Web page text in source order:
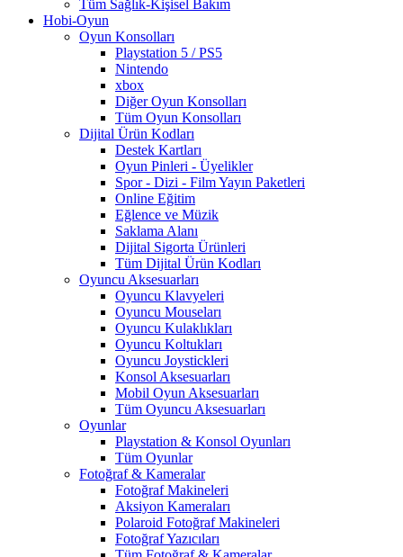
Tüm Sağlık-Kişisel Bakım
Hobi-Oyun
Oyun Konsolları
Playstation 5 / PS5
Nintendo
xbox
Diğer Oyun Konsolları
Tüm Oyun Konsolları
Dijital Ürün Kodları
Destek Kartları
Oyun Pinleri - Üyelikler
Spor - Dizi - Film Yayın Paketleri
Online Eğitim
Eğlence ve Müzik
Saklama Alanı
Dijital Sigorta Ürünleri
Tüm Dijital Ürün Kodları
Oyuncu Aksesuarları
Oyuncu Klavyeleri
Oyuncu Mouseları
Oyuncu Kulaklıkları
Oyuncu Koltukları
Oyuncu Joystickleri
Konsol Aksesuarları
Mobil Oyun Aksesuarları
Tüm Oyuncu Aksesuarları
Oyunlar
Playstation & Konsol Oyunları
Tüm Oyunlar
Fotoğraf & Kameralar
Fotoğraf Makineleri
Aksiyon Kameraları
Polaroid Fotoğraf Makineleri
Fotoğraf Yazıcıları